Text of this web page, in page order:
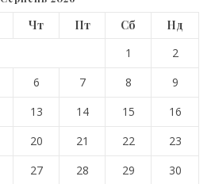
Чт Пт Сб
Нд
1
2
6 7 8
9
13 14 15
16
20 21 22
23
27 28 29
30